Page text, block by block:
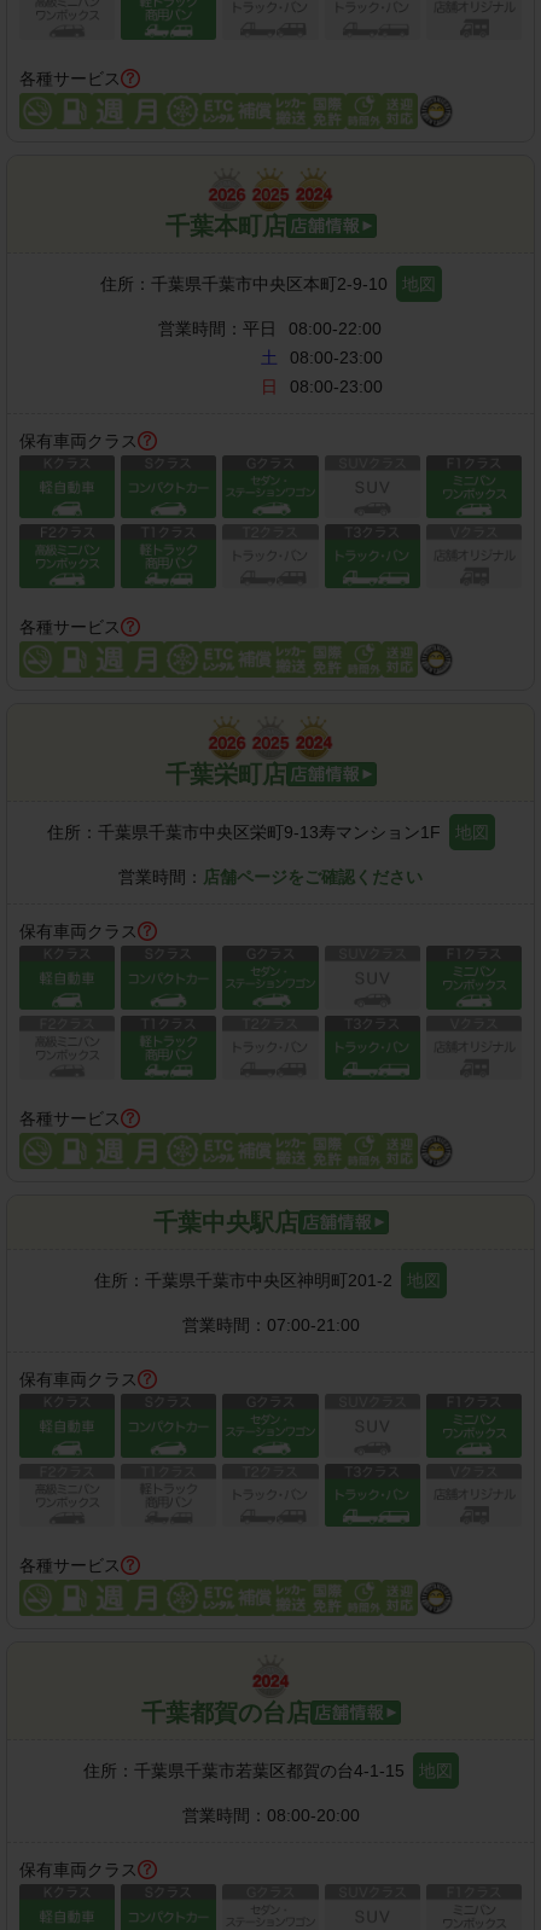
各種サービス
千葉本町店
住所： 千葉県千葉市中央区本町2-9-10 地図
営業時間： 平日
08:00-22:00
土
08:00-23:00
日
08:00-23:00
保有車両クラス
各種サービス
千葉栄町店
住所： 千葉県千葉市中央区栄町9-13寿マンション1F 地図
営業時間： 店舗ページをご確認ください
保有車両クラス
各種サービス
千葉中央駅店
住所： 千葉県千葉市中央区神明町201-2 地図
営業時間： 07:00-21:00
保有車両クラス
各種サービス
千葉都賀の台店
住所： 千葉県千葉市若葉区都賀の台4-1-15 地図
営業時間： 08:00-20:00
保有車両クラス